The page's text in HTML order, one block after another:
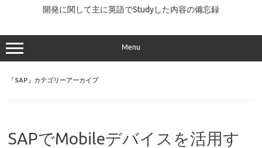
開発に関して主に英語でStudyした内容の備忘録
Menu
「SAP 」カテゴリーアーカイブ
SAPでMobileデバイスを活用す